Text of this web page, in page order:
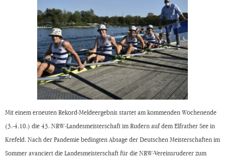
Mit einem erneuten Rekord-Meldeergebnis startet am kommenden Wochenende
(3.-4.10.) die 43. NRW-Landesmeisterschaft im Rudern auf dem Elfrather See in
Krefeld. Nach der Pandemie bedingten Absage der Deutschen Meisterschaften im
Sommer avanciert die Landesmeisterschaft für die NRW-Vereinsruderer zum